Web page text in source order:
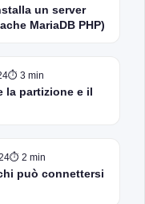
un server
MariaDB PHP)
⏱ 3 min
la partizione e il
⏱ 2 min
può connettersi